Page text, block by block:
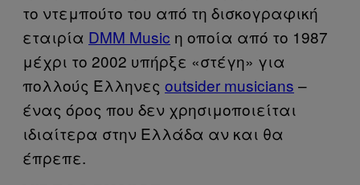
το ντεμπούτο του από τη δισκογραφική
εταιρία DMM Music η οποία από το 1987
μέχρι το 2002 υπήρξε «στέγη» για
πολλούς Έλληνες outsider musicians –
ένας όρος που δεν χρησιμοποιείται
ιδιαίτερα στην Ελλάδα αν και θα
έπρεπε.